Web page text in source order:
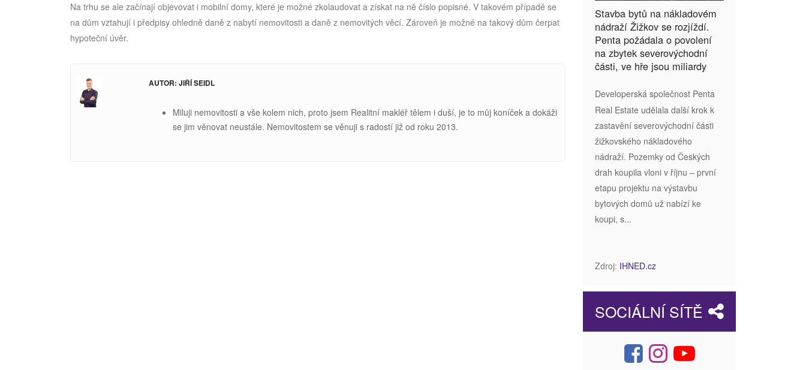
Na trhu se ale začínají objevovat i mobilní domy, které je možné zkolaudovat a získat na ně číslo popisné. V takovém případě se
na dům vztahují i předpisy ohledně daně z nabytí nemovitosti a daně z nemovitých věcí. Zároveň je možné na takový dům čerpat
hypoteční úvěr.
AUTOR: JIŘÍ SEIDL
Miluji nemovitosti a vše kolem nich, proto jsem Realitní makléř tělem i duší, je to můj koníček a dokáži
se jim věnovat neustále. Nemovitostem se věnuji s radostí již od roku 2013.
Stavba bytů na nákladovém
nádraží Žižkov se rozjíždí.
Penta požádala o povolení
na zbytek severovýchodní
části, ve hře jsou miliardy
Developerská společnost Penta
Real Estate udělala další krok k
zastavění severovýchodní části
žižkovského nákladového
nádraží. Pozemky od Českých
drah koupila vloni v říjnu – první
etapu projektu na výstavbu
bytových domů už nabízí ke
koupi, s...
Zdroj: IHNED.cz
SOCIÁLNÍ SÍTĚ